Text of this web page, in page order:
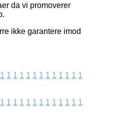
da vi promoverer
ikke garantere imod
1 1 1 1 1 1 1 1 1 1 1 1 1
1 1 1 1 1 1 1 1 1 1 1 1 1